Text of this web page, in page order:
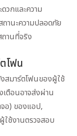
วกและความ
านะความปลอดภัย
านที่จริง
โฟน
สมาร์ตโฟนของผู้ใช้
ตือนอาจส่งผ่าน
อ) ของแอป,
ใช้งานตรวจสอบ